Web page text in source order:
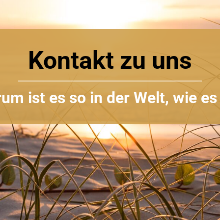
Kontakt zu uns
ist es so in der Welt, wie